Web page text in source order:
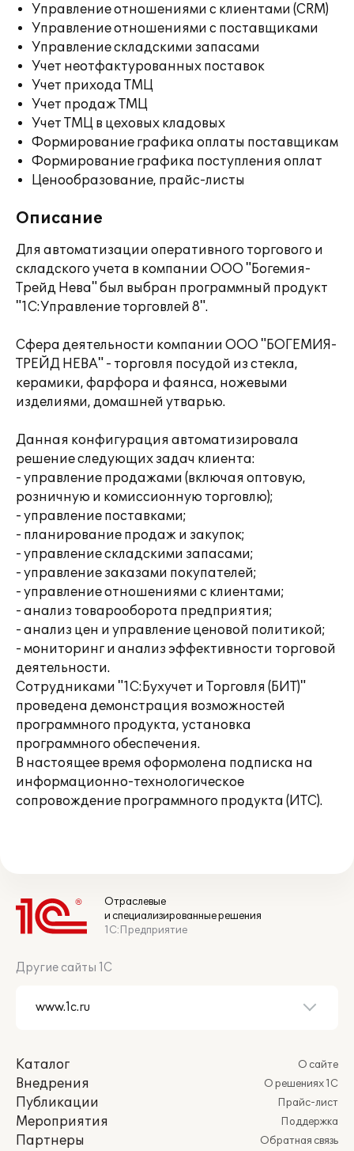
Управление отношениями с клиентами (CRM)
Управление отношениями с поставщиками
Управление складскими запасами
Учет неотфактурованных поставок
Учет прихода ТМЦ
Учет продаж ТМЦ
Учет ТМЦ в цеховых кладовых
Формирование графика оплаты поставщикам
Формирование графика поступления оплат
Ценообразование, прайс-листы
Описание
Для автоматизации оперативного торгового и
складского учета в компании ООО "Богемия-
Трейд Нева" был выбран программный продукт
"1С:Управление торговлей 8".
Сфера деятельности компании ООО "БОГЕМИЯ-
ТРЕЙД НЕВА" - торговля посудой из стекла,
керамики, фарфора и фаянса, ножевыми
изделиями, домашней утварью.
Данная конфигурация автоматизировала
решение следующих задач клиента:
- управление продажами (включая оптовую,
розничную и комиссионную торговлю);
- управление поставками;
- планирование продаж и закупок;
- управление складскими запасами;
- управление заказами покупателей;
- управление отношениями с клиентами;
- анализ товарооборота предприятия;
- анализ цен и управление ценовой политикой;
- мониторинг и анализ эффективности торговой
деятельности.
Сотрудниками "1С:Бухучет и Торговля (БИТ)"
проведена демонстрация возможностей
программного продукта, установка
программного обеспечения.
В настоящее время оформолена подписка на
информационно-технологическое
сопровождение программного продукта (ИТС).
Отраслевые
и специализированные решения
1С:Предприятие
Другие сайты 1С
Каталог
Внедрения
Публикации
Мероприятия
Партнеры
О сайте
О решениях 1С
Прайс-лист
Поддержка
Обратная связь